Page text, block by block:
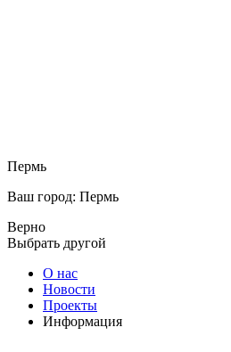
Пермь
Ваш город: Пермь
Верно
Выбрать другой
О нас
Новости
Проекты
Информация